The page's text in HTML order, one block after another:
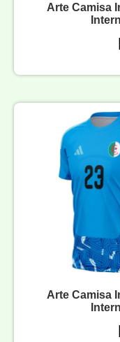
Arte Camisa
Arte Camisa